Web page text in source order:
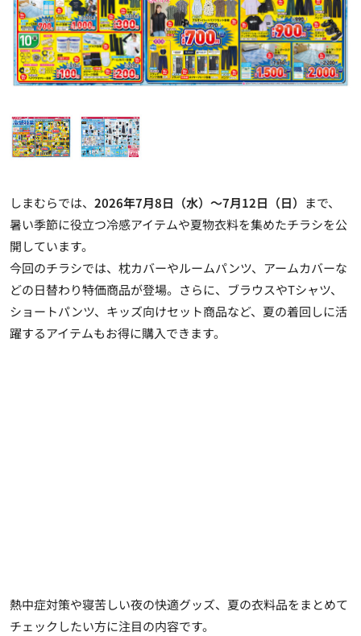
しまむらでは、 2026年7月8日（水）～7月12日（日） まで、
暑い季節に役立つ冷感アイテムや夏物衣料を集めたチラシを公
開しています。
今回のチラシでは、枕カバーやルームパンツ、アームカバーな
どの日替わり特価商品が登場。さらに、ブラウスやTシャツ、
ショートパンツ、キッズ向けセット商品など、夏の着回しに活
躍するアイテムもお得に購入できます。
熱中症対策や寝苦しい夜の快適グッズ、夏の衣料品をまとめて
チェックしたい方に注目の内容です。